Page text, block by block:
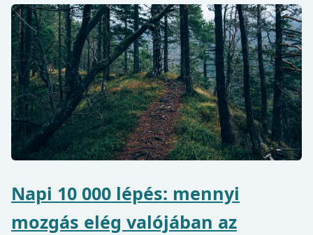
Napi 10 000 lépés: mennyi
mozgás elég valójában az